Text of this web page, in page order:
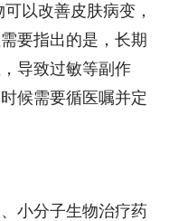
以改善皮肤病变，
要指出的是，长期
导致过敏等副作
候需要循医嘱并定
小分子生物治疗药